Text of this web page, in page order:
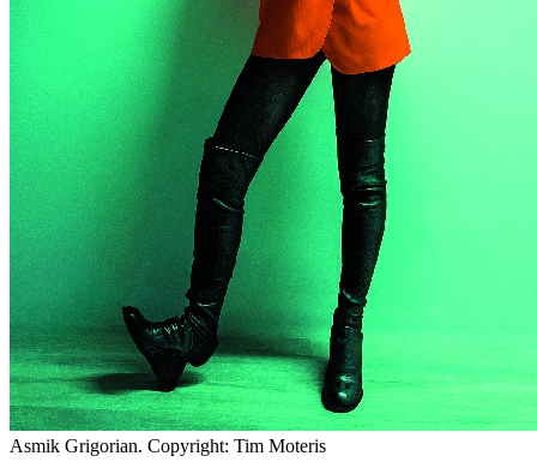
Asmik Grigorian. Copyright: Tim Moteris